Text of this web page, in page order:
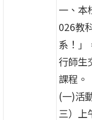
一、本
026教
系！」
行師生
課程。
(一)活
三）上